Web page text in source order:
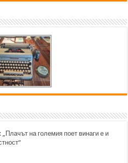
на големия поет винаги е и